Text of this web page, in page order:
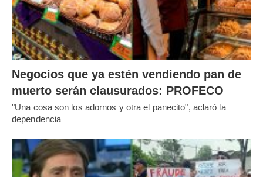
Negocios que ya estén vendiendo pan de
muerto serán clausurados: PROFECO
"Una cosa son los adornos y otra el panecito", aclaró la
dependencia